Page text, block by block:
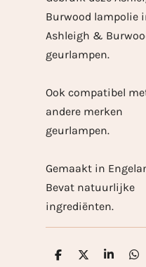
Burwood lampolie
Ashleigh &
geurlampen.
Ook compatibel
andere merken
geurlampen.
Gemaakt in
Bevat natuurlijke
ingrediënten.
D
D
S
D